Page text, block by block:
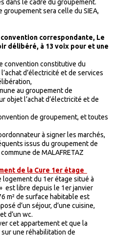
dans le cadre du groupement.
groupement sera celle du SIEA,
correspondante, Le
délibéré, à 13 voix pour et une
convention constitutive du
d’électricité et de services
au groupement de
objet l’achat d’électricité et de
de groupement, et toutes
à signer les marchés,
issus du groupement de
de MALAFRETAZ
de la Cure 1er étage
du 1er étage situé à
est libre depuis le 1er janvier
m² de surface habitable est
d’un séjour, d’une cuisine,
d’un wc.
cet appartement et que la
une réhabilitation de